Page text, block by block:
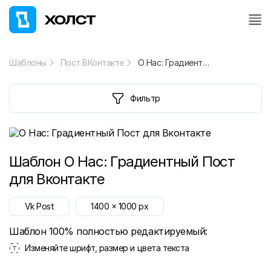
Шаблоны Пост ВКонтакте О Нас: Градиентный Пост для Вконтакте
Фильтр
Шаблон О Нас: Градиентный Пост
для Вконтакте
Vk Post 1400 x 1000 px
Шаблон 100% полностью редактируемый:
Изменяйте шрифт, размер и цвета текста